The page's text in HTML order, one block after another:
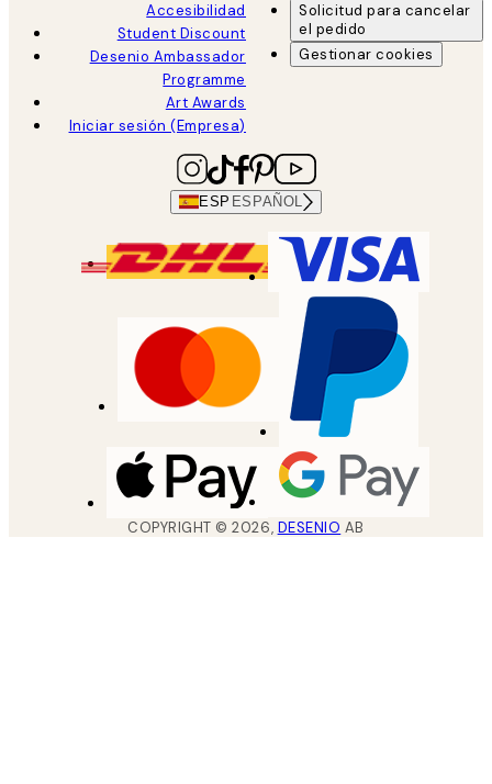
Accesibilidad
Student Discount
Desenio Ambassador
Programme
Art Awards
Iniciar sesión (Empresa)
Solicitud para cancelar
el pedido
Gestionar cookies
ESP ESPAÑOL
COPYRIGHT ©2026, DESENIO AB